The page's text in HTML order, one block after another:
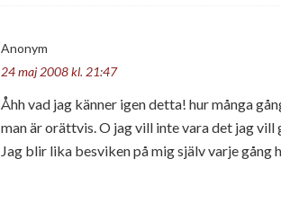
Anonym
24 maj 2008 kl. 21:47
Åhh vad jag känner igen detta! hur många
man är orättvis. O jag vill inte vara det jag vill
Jag blir lika besviken på mig själv varje gång